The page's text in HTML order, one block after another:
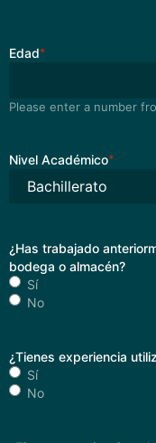
Edad*
Please enter a number
Nivel Académico*
¿Has trabajado
bodega o almacén?
Sí
No
¿Tienes experiencia
Sí
No